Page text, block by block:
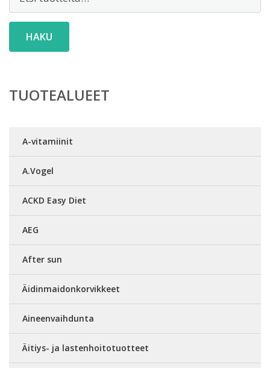
HAKU
TUOTEALUEET
A-vitamiinit
A.Vogel
ACKD Easy Diet
AEG
After sun
Äidinmaidonkorvikkeet
Aineenvaihdunta
Äitiys- ja lastenhoitotuotteet